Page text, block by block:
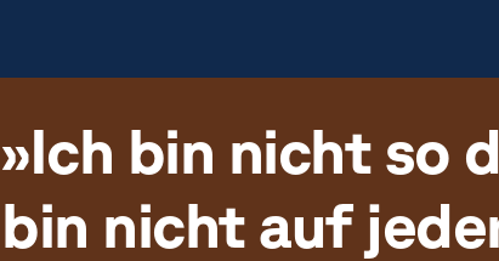
»Ich bin nicht so
bin nicht auf